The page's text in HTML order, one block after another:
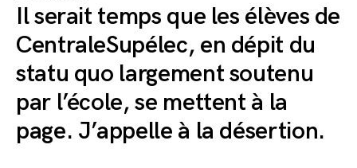
Il serait temps que les élèves de
CentraleSupélec, en dépit du
statu quo largement soutenu
par l’école, se mettent à la
page. J’appelle à la désertion.